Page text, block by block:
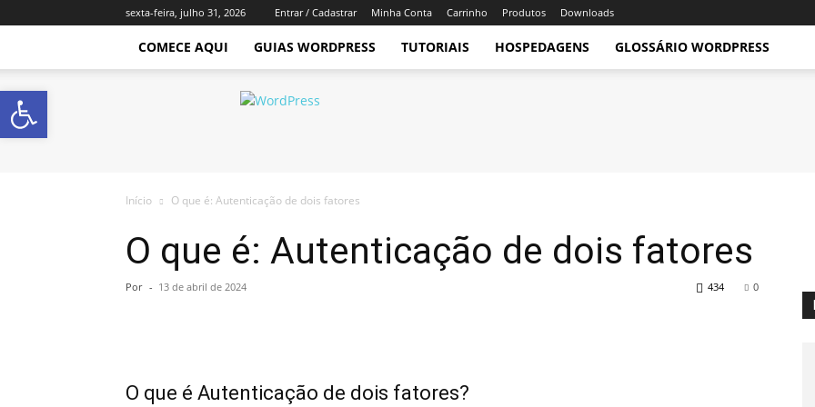
sexta-feira, julho 31, 2026 Entrar / Cadastrar Minha Conta Carrinho Produtos Downloads
COMECE AQUI GUIAS WORDPRESS TUTORIAIS HOSPEDAGENS GLOSSÁRIO WORDPRESS
Início O que é: Autenticação de dois fatores
O que é: Autenticação de dois fatores
Por - 13 de abril de 2024 0
434
O que é Autenticação de dois fatores?
Abrir a barra de ferramentas